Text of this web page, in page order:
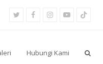
TwitterFacebookInstagram
YoutubeTiktok
Hubungi Kami